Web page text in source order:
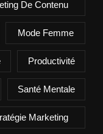
De Contenu
Mode Femme
Productivité
Santé Mentale
Marketing